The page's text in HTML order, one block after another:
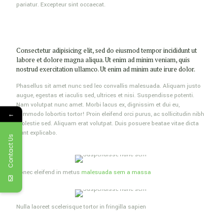
pariatur. Excepteur sint occaecat.
Consectetur adipisicing elit, sed do eiusmod tempor incididunt ut
labore et dolore magna aliqua. Ut enim ad minim veniam, quis
nostrud exercitation ullamco. Ut enim ad minim aute irure dolor.
Phasellus sit amet nunc sed leo convallis malesuada. Aliquam justo
augue, egestas et iaculis sed, ultrices et nisi. Suspendisse potenti.
Nam volutpat nunc amet. Morbi lacus ex, dignissim et dui eu,
commodo lobortis tortor! Proin eleifend orci purus, ac sollicitudin nibh
molestie sed. Aliquam erat volutpat. Duis posuere beatae vitae dicta
sunt explicabo.
Donec eleifend in metus malesuada sem a massa
Nulla laoreet scelerisque tortor in fringilla sapien
←
Contact Us